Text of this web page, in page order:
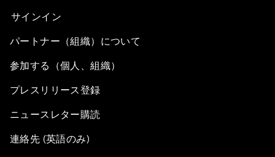
サインイン
パートナー（組織）について
参加する（個人、組織）
プレスリリース登録
ニュースレター購読
連絡先 (英語のみ)